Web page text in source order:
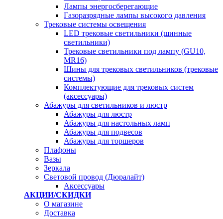
Лампы энергосберегающие
Газоразрядные лампы высокого давления
Трековые системы освещения
LED трековые светильники (шинные
светильники)
Трековые светильники под лампу (GU10,
MR16)
Шины для трековых светильников (трековые
системы)
Комплектующие для трековых систем
(аксессуары)
Абажуры для светильников и люстр
Абажуры для люстр
Абажуры для настольных ламп
Абажуры для подвесов
Абажуры для торшеров
Плафоны
Вазы
Зеркала
Световой провод (Дюралайт)
Аксессуары
АКЦИИ/СКИДКИ
О магазине
Доставка